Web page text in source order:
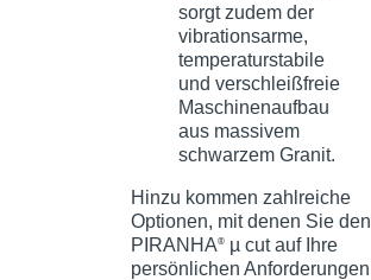
Hinzu kommen zahlreiche
Optionen, mit denen Sie den
PIRANHA®µ cut auf Ihre
persönlichen Anforderungen